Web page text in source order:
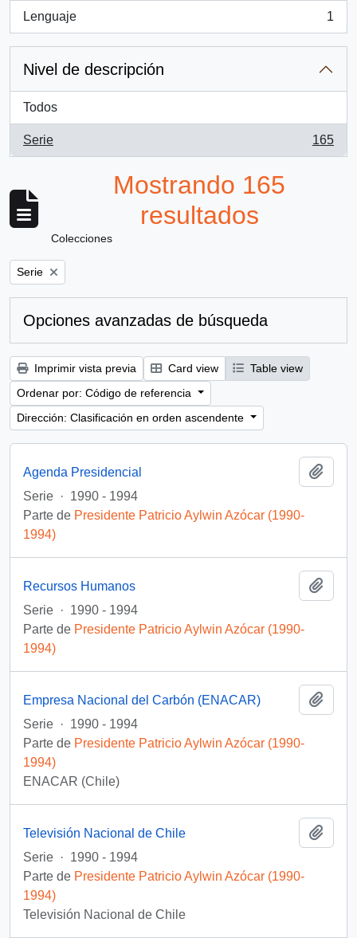
Lenguaje
, 1 resultados
1
Nivel de descripción
Todos
Serie
, 165 resultados
165
Mostrando 165
resultados
Colecciones
Remove filter:
Serie
Opciones avanzadas de búsqueda
Imprimir vista previa Card view
Table view
Ordenar por: Código de referencia
Dirección: Clasificación en orden ascendente
Agenda Presidencial
Serie · 1990 - 1994
Parte de Presidente Patricio Aylwin Azócar (1990-
1994)
Recursos Humanos
Serie · 1990 - 1994
Parte de Presidente Patricio Aylwin Azócar (1990-
1994)
Empresa Nacional del Carbón (ENACAR)
Serie · 1990 - 1994
Parte de Presidente Patricio Aylwin Azócar (1990-
1994)
ENACAR (Chile)
Televisión Nacional de Chile
Serie · 1990 - 1994
Parte de Presidente Patricio Aylwin Azócar (1990-
1994)
Televisión Nacional de Chile